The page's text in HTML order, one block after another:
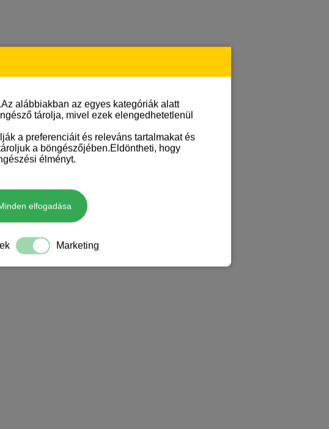
alábbiakban az egyes kategóriák alatt
tárolja, mivel ezek elengedhetetlenül
a preferenciáit és releváns tartalmakat és
a böngészőjében.Eldöntheti, hogy
élményt.
elfogadása
Marketing